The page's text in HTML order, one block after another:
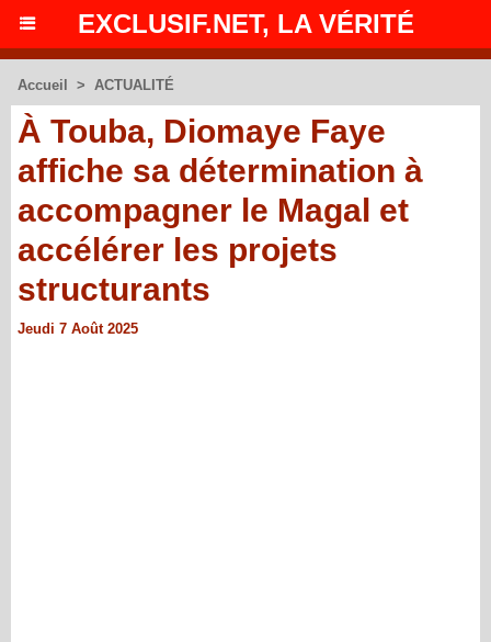
EXCLUSIF.NET, LA VÉRITÉ
Accueil > ACTUALITÉ
À Touba, Diomaye Faye
affiche sa détermination à
accompagner le Magal et
accélérer les projets
structurants
Jeudi 7 Août 2025